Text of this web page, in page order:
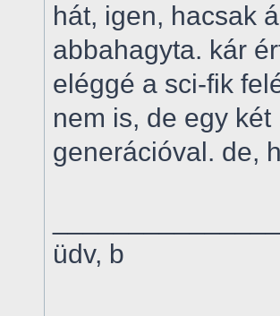
hát, igen, hacsak
abbahagyta. kár
eléggé a sci-fik
nem is, de egy
generációval. de,
üdv, b